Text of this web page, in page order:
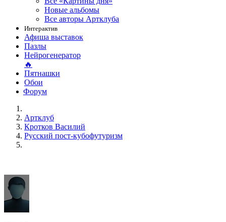
Новые альбомы
Все авторы Артклуба
Интерактив
Афиша выставок
Пазлы
Нейрогенератор
🔥
Пятнашки
Обои
Форум
Артклуб
Кротков Василий
Русский пост-кубофутуризм